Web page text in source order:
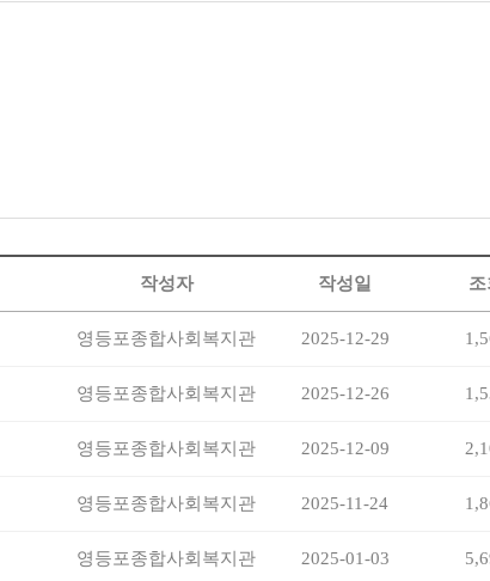
작성자 작성일 조
영등포종합사회복지관 2025-12-29
영등포종합사회복지관 2025-12-26
영등포종합사회복지관 2025-12-09
영등포종합사회복지관 2025-11-24
영등포종합사회복지관 2025-01-03